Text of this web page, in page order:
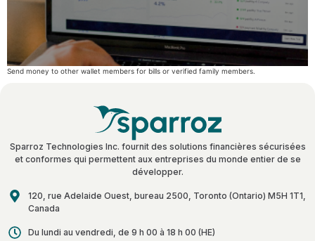
Send money to other wallet members for bills or verified family members.
Sparroz Technologies Inc. fournit des solutions financières sécurisées
et conformes qui permettent aux entreprises du monde entier de se
développer.
120, rue Adelaide Ouest, bureau 2500, Toronto (Ontario) M5H 1T1,
Canada
Du lundi au vendredi, de 9 h 00 à 18 h 00 (HE)